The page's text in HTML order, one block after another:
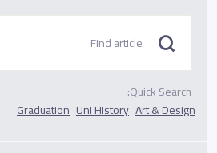
Quick Search:
Art & Design
Uni History
Graduation